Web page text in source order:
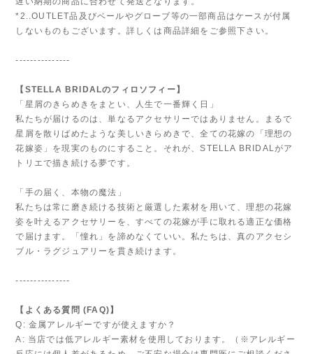
*2..OUTLET品及びベールやグローブ等の一部商品はケースが付属
しないものもございます。詳しくは商品詳細をご参照下さい。
---------------
【STELLA BRIDALのフィロソフィー】
「星屑のきらめきをまとい、人生で一番輝く日」
私たちが届けるのは、単なるアクセサリーではありません。まるで
星屑を散りばめたような美しいきらめきで、全ての花嫁の「理想の
花嫁姿」を現実のものにすること。それが、STELLA BRIDALがア
トリエで描き続ける夢です。
「手の届く、本物の魔法」
私たちは常に磨き続ける技術と厳選した素材を用いて、理想の花嫁
姿を叶えるアクセサリーを、すべての花嫁が手に取れる適正な価格
で届けます。「憧れ」を諦めなくていい。私たちは、真のアクセシ
ブル・ラグジュアリーを貫き続けます。
---------------
【よくある質問 (FAQ)】
Q: 金属アレルギーですが使えますか？
A: 当店では低アレルギー素材を使用しております。（※アレルギー